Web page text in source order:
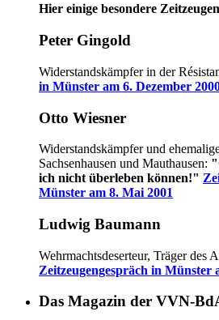
Hier einige besondere
Peter Gingold
Widerstandskämpfer in der
in Münster am 6. Dezember
Otto Wiesner
Widerstandskämpfer und
Sachsenhausen und Mauthausen:
ich nicht überleben können!"
Münster am 8. Mai 2001
Ludwig Baumann
Wehrmachtsdeserteur, Träger des
Zeitzeugengespräch in Münster
Das Magazin der VVN-